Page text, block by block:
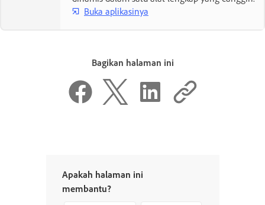
Buka aplikasinya
Bagikan halaman ini
Apakah halaman ini
membantu?